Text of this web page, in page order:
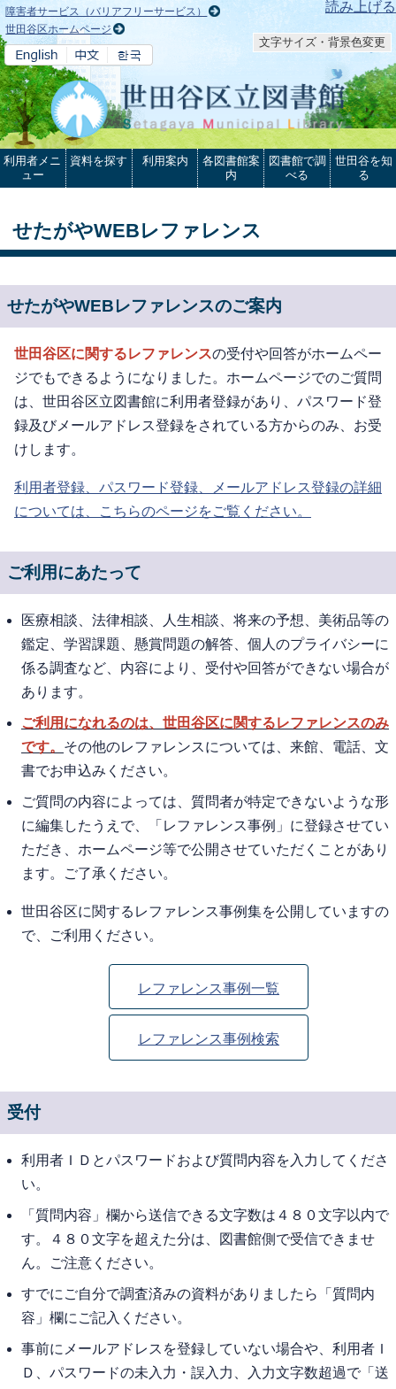
本文へ 読み上げる
障害者サービス（バリアフリーサービス）
世田谷区ホームページ
文字サイズ・背景色変更
利用者メニ
ュー
資料を探す 利用案内
各図書館案
内
図書館で調
べる
世田谷を知
る
せたがやWEBレファレンス
せたがやWEBレファレンスのご案内
世田谷区に関するレファレンスの受付や回答がホームペー
ジでもできるようになりました。ホームページでのご質問
は、世田谷区立図書館に利用者登録があり、パスワード登
録及びメールアドレス登録をされている方からのみ、お受
けします。
利用者登録、パスワード登録、メールアドレス登録の詳細
については、こちらのページをご覧ください。
ご利用にあたって
医療相談、法律相談、人生相談、将来の予想、美術品等の
鑑定、学習課題、懸賞問題の解答、個人のプライバシーに
係る調査など、内容により、受付や回答ができない場合が
あります。
ご利用になれるのは、世田谷区に関するレファレンスのみ
です。 その他のレファレンスについては、来館、電話、文
書でお申込みください。
ご質問の内容によっては、質問者が特定できないような形
に編集したうえで、「レファレンス事例」に登録させてい
ただき、ホームページ等で公開させていただくことがあり
ます。ご了承ください。
世田谷区に関するレファレンス事例集を公開していますの
で、ご利用ください。
レファレンス事例一覧
レファレンス事例検索
受付
利用者ＩＤとパスワードおよび質問内容を入力してくださ
い。
「質問内容」欄から送信できる文字数は４８０文字以内で
す。４８０文字を超えた分は、図書館側で受信できませ
ん。ご注意ください。
すでにご自分で調査済みの資料がありましたら「質問内
容」欄にご記入ください。
事前にメールアドレスを登録していない場合や、利用者Ｉ
Ｄ、パスワードの未入力・誤入力、入力文字数超過で「送